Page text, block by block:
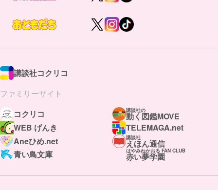
講談社コクリコ
ファミリーサイト
コクリコ
講談社の
動く図鑑MOVE
WEB げんき
TELEMAGA.net
Aneひめ.net
講談社
えほん通信
青い鳥文庫
はやみねかおる FAN CLUB
赤い夢学園